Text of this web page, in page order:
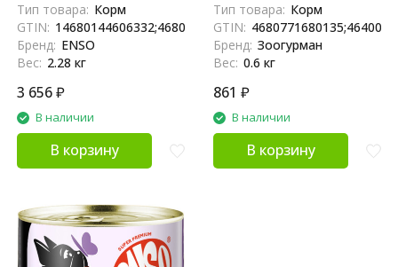
чувствительным
пищеварением, рубленое
филе телятины с гречкой и
кабачком, в консервах - 190 г
х 12 шт
Тип товара: Корм
GTIN: 14680144606332;4680144606335
Бренд: ENSO
Вес: 2.28 кг
3 656₽
В наличии
В корзину
рисом и овощами, в
консервах - 100 г x 6 шт
Тип товара: Корм
GTIN:
Бренд: Зоогурман
Вес: 0.6 кг
861 ₽
В наличии
В корзину